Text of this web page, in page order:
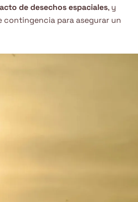
de desechos espaciales, y
contingencia para asegurar un